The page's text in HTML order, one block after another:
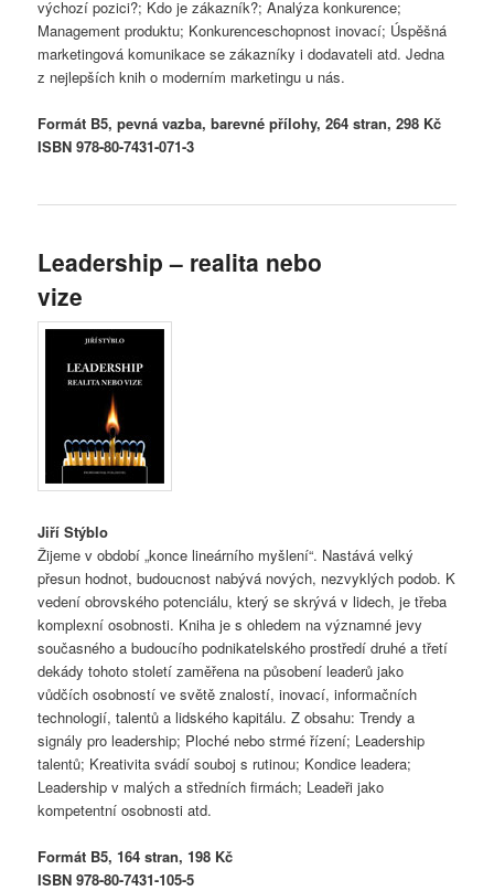
výchozí pozici?; Kdo je zákazník?; Analýza konkurence;
Management produktu; Konkurenceschopnost inovací; Úspěšná
marketingová komunikace se zákazníky i dodavateli atd. Jedna
z nejlepších knih o moderním marketingu u nás.
Formát B5, pevná vazba, barevné přílohy, 264 stran, 298 Kč
ISBN 978-80-7431-071-3
Leadership – realita nebo
vize
Jiří Stýblo
Žijeme v období „konce lineárního myšlení“. Nastává velký
přesun hodnot, budoucnost nabývá nových, nezvyklých podob. K
vedení obrovského potenciálu, který se skrývá v lidech, je třeba
komplexní osobnosti. Kniha je s ohledem na významné jevy
současného a budoucího podnikatelského prostředí druhé a třetí
dekády tohoto století zaměřena na působení leaderů jako
vůdčích osobností ve světě znalostí, inovací, informačních
technologií, talentů a lidského kapitálu. Z obsahu: Trendy a
signály pro leadership; Ploché nebo strmé řízení; Leadership
talentů; Kreativita svádí souboj s rutinou; Kondice leadera;
Leadership v malých a středních firmách; Leadeři jako
kompetentní osobnosti atd.
Formát B5, 164 stran, 198 Kč
ISBN 978-80-7431-105-5